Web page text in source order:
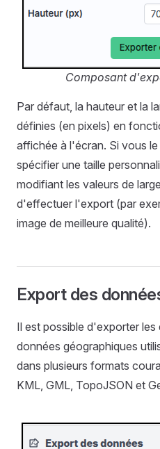
Composant
Par défaut, la hauteur et la
définies (en pixels) en
affichée à l'écran. Si vous
spécifier une taille
modifiant les valeurs de
d'effectuer l'export (par
image de meilleure qualité).
Export des
Il est possible d'exporter
données géographiques
dans plusieurs formats
KML, GML, TopoJSON et